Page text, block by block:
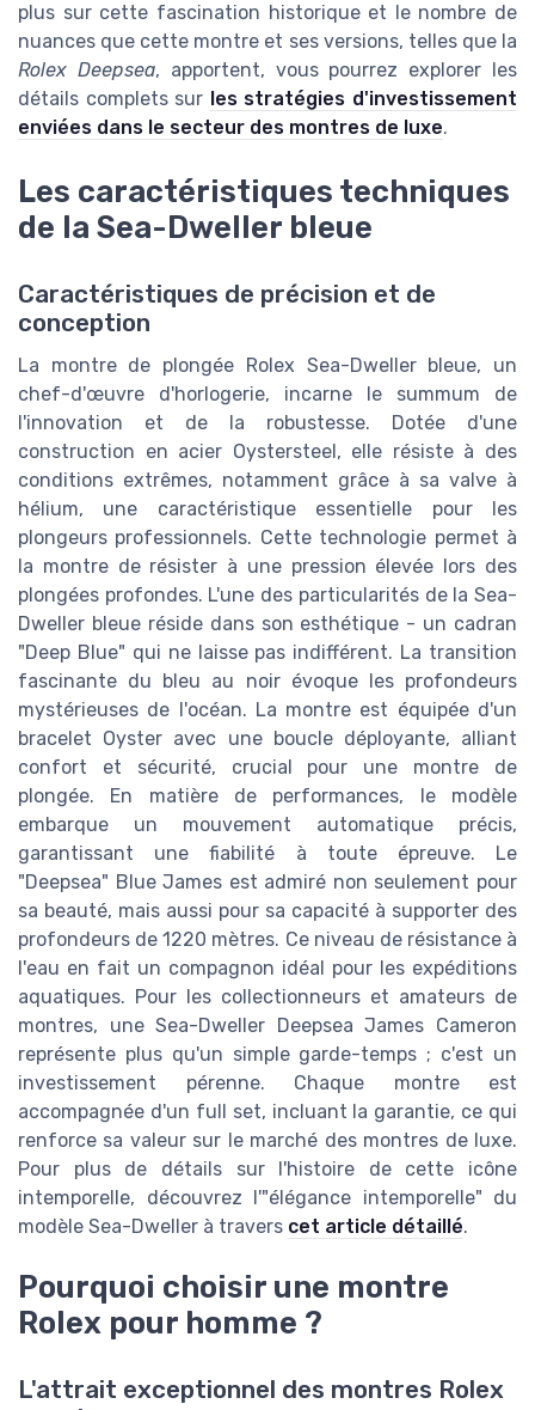
plus sur cette fascination historique et le nombre de
nuances que cette montre et ses versions, telles que la
Rolex Deepsea, apportent, vous pourrez explorer les
détails complets sur les stratégies d'investissement
enviées dans le secteur des montres de luxe.
Les caractéristiques techniques
de la Sea-Dweller bleue
Caractéristiques de précision et de
conception
La montre de plongée Rolex Sea-Dweller bleue, un
chef-d'œuvre d'horlogerie, incarne le summum de
l'innovation et de la robustesse. Dotée d'une
construction en acier Oystersteel, elle résiste à des
conditions extrêmes, notamment grâce à sa valve à
hélium, une caractéristique essentielle pour les
plongeurs professionnels. Cette technologie permet à
la montre de résister à une pression élevée lors des
plongées profondes. L'une des particularités de la Sea-
Dweller bleue réside dans son esthétique - un cadran
"Deep Blue" qui ne laisse pas indifférent. La transition
fascinante du bleu au noir évoque les profondeurs
mystérieuses de l'océan. La montre est équipée d'un
bracelet Oyster avec une boucle déployante, alliant
confort et sécurité, crucial pour une montre de
plongée. En matière de performances, le modèle
embarque un mouvement automatique précis,
garantissant une fiabilité à toute épreuve. Le
"Deepsea" Blue James est admiré non seulement pour
sa beauté, mais aussi pour sa capacité à supporter des
profondeurs de 1220 mètres. Ce niveau de résistance à
l'eau en fait un compagnon idéal pour les expéditions
aquatiques. Pour les collectionneurs et amateurs de
montres, une Sea-Dweller Deepsea James Cameron
représente plus qu'un simple garde-temps ; c'est un
investissement pérenne. Chaque montre est
accompagnée d'un full set, incluant la garantie, ce qui
renforce sa valeur sur le marché des montres de luxe.
Pour plus de détails sur l'histoire de cette icône
intemporelle, découvrez l'"élégance intemporelle" du
modèle Sea-Dweller à travers cet article détaillé.
Pourquoi choisir une montre
Rolex pour homme ?
L'attrait exceptionnel des montres Rolex